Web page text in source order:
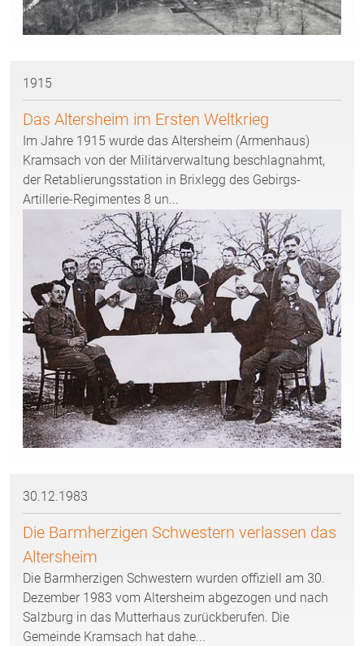
1915
Das Altersheim im Ersten Weltkrieg
Im Jahre 1915 wurde das Altersheim (Armenhaus)
Kramsach von der Militärverwaltung beschlagnahmt,
der Retablierungsstation in Brixlegg des Gebirgs-
Artillerie-Regimentes 8 un...
30.12.1983
Die Barmherzigen Schwestern verlassen das
Altersheim
Die Barmherzigen Schwestern wurden offiziell am 30.
Dezember 1983 vom Altersheim abgezogen und nach
Salzburg in das Mutterhaus zurückberufen. Die
Gemeinde Kramsach hat dahe...